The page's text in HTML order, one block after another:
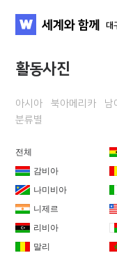
WATV세계와 함께 대구U대회 활동기록
활동사진
아시아 북아메리카 남
분류별
전체
감비아
나미비아
니제르
리비아
말리